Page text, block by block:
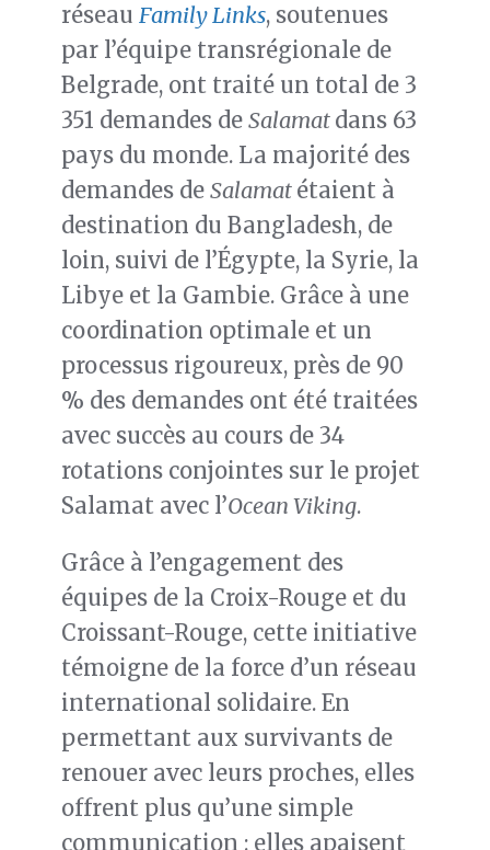
réseau Family Links, soutenues
par l’équipe transrégionale de
Belgrade, ont traité un total de 3
351 demandes de Salamat dans 63
pays du monde. La majorité des
demandes de Salamat étaient à
destination du Bangladesh, de
loin, suivi de l’Égypte, la Syrie, la
Libye et la Gambie. Grâce à une
coordination optimale et un
processus rigoureux, près de 90
% des demandes ont été traitées
avec succès au cours de 34
rotations conjointes sur le projet
Salamat avec l’Ocean Viking.
Grâce à l’engagement des
équipes de la Croix-Rouge et du
Croissant-Rouge, cette initiative
témoigne de la force d’un réseau
international solidaire. En
permettant aux survivants de
renouer avec leurs proches, elles
offrent plus qu’une simple
communication : elles apaisent